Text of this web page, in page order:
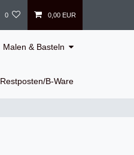
0 0,00 EUR
Malen & Basteln
Restposten/B-Ware